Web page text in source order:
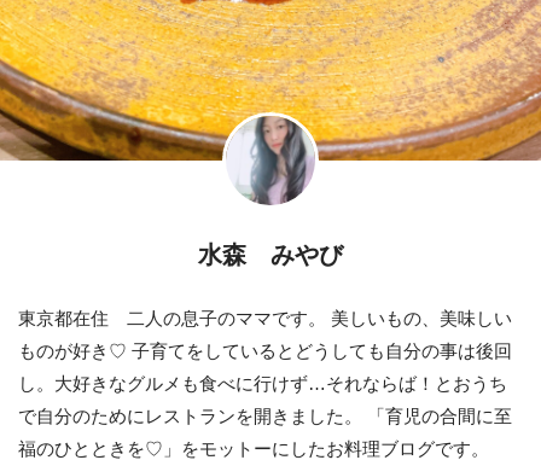
水森 みやび
東京都在住 二人の息子のママです。 美しいもの、美味しい
ものが好き♡ 子育てをしているとどうしても自分の事は後回
し。大好きなグルメも食べに行けず…それならば！とおうち
で自分のためにレストランを開きました。 「育児の合間に至
福のひとときを♡」をモットーにしたお料理ブログです。